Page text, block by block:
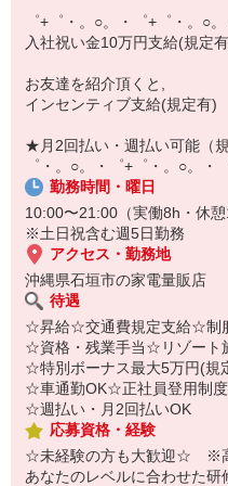
短期・期間限定・オープニ
上場/優良/大手企業など
【スマホ面接実施中】
￣￣￣￣￣￣￣￣￣
自宅に居ながらスマホでカン
オンライン面談なのでスピー
即日登録もOK♪
気になった方はお気軽にご相
゜+゜・。○。・゜+゜・。○
入社祝い金10万円支給(規定
お友達を紹介頂くと,
インセンティブ支給(規定有)
★月2回払い・週払い可能（
゜・。○。・゜+゜・。○。・
勤務時間・曜日
10:00〜21:00（実働8h・休憩
※土日祝含む週5日勤務
アクセス・勤務地
沖縄県石垣市の家電量販店
待遇
☆昇給☆交通費規定支給☆制
☆資格・残業手当☆リゾート
☆特別ボーナス最大5万円(規
☆車通勤OK☆正社員登用制
☆週払い・月2回払いOK
応募資格・経験
☆未経験の方も大歓迎☆ ※
あなたのレベルに合わせた